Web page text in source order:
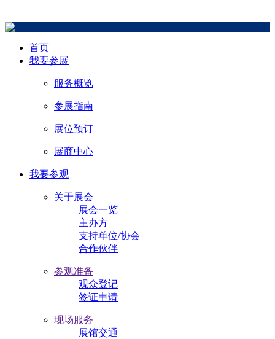
首页
我要参展
服务概览
参展指南
展位预订
展商中心
我要参观
关于展会
展会一览
主办方
支持单位/协会
合作伙伴
参观准备
观众登记
签证申请
现场服务
展馆交通